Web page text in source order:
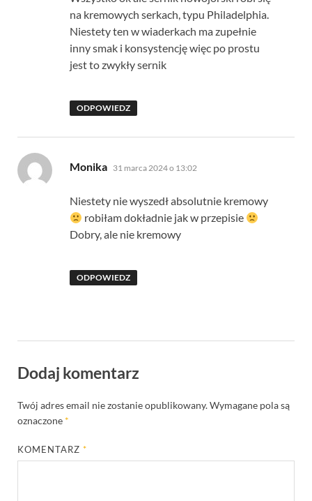
na kremowych serkach, typu Philadelphia.
Niestety ten w wiaderkach ma zupełnie
inny smak i konsystencję więc po prostu
jest to zwykły sernik
ODPOWIEDZ
Monika pisze:
31 marca 2024 o 13:02
Niestety nie wyszedł absolutnie kremowy
robiłam dokładnie jak w przepisie
Dobry, ale nie kremowy
ODPOWIEDZ
Dodaj komentarz
Twój adres email nie zostanie opublikowany.Wymagane pola są
oznaczone *
KOMENTARZ*